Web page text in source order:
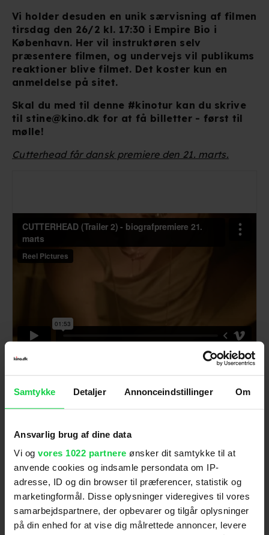
Samtykke Detaljer Annonceindstillinger Om
Ansvarlig brug af dine data
Vi og vores 1022 partnere ønsker dit samtykke til at
anvende cookies og indsamle persondata om IP-
adresse, ID og din browser til præferencer, statistik og
marketingformål. Disse oplysninger videregives til vores
samarbejdspartnere, der opbevarer og tilgår oplysninger
på din enhed for at vise dig målrettede annoncer, levere
Vi holder desuden en unik særvisning af filmen
tirsdag den 26/2 kl. 17:30 i Empire Bio i
København. Her vil instruktøren selv
præsentere filmen, og undervejs vil publikums
reaktioner blive filmet. Det koster kun en
anmeldelse på sitet.
Skal du med til denne #kinotur kan du skrive
til stine@kino.dk for at få billetter - først til
mølle!
Cutterhead får dansk premiere den 21. marts.
CUTTERHEAD (Trailer 2) - biografpremiere 21.
Følg os for de seneste nyheder, konkurrencer
samt film- og serietips: